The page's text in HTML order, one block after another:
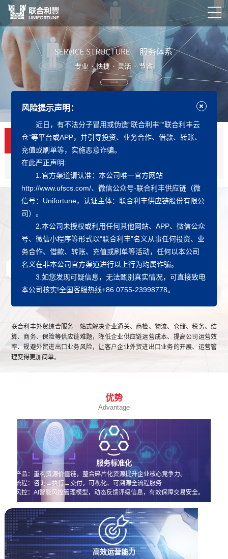
外贸综合服务 生产型服务
产业供应链服务
外贸综合服务
业务介绍
Business Introduction
联合利丰外贸综合服务一站式解决企业通关、商检、物流、仓储、税务、结
算、商务、保险等供应链难题，降低企业供应链运营成本、提高公司运营效
率、规避外贸进出口业务风险，让客户企业外贸进出口业务的开展、运营管
理变得更加简单。
优势
Advantage
服务标准化
产品：重构资源价值链，整合碎片化资源提升企业核心竞争力。
流程：咨询→执行→交付，可视化、可溯源全流程服务
风控：AI智能风控管理模型，动态反馈评级信息，有效保障交易安全。
高效运营能力
风险提示声明：
近日，有不法分子冒用或伪造“联合利丰”“联合利丰云
仓”等平台或APP，并引导投资、业务合作、借款、转账、
充值或刷单等，实施恶意诈骗。
在此严正声明:
1.官方渠道请认准：本公司唯一官方网站
http://www.ufscs.com/、微信公众号-联合利丰供应链（微
信号：Unifortune，认证主体：联合利丰供应链股份有限公
司）。
2.本公司未授权或利用任何其他网站、APP、微信公众
号、微信小程序等形式以“联合利丰”名义从事任何投资、业
务合作、借款、转账、充值或刷单等活动，任何以本公司
名义在非本公司官方渠道进行以上行为均属诈骗。
3.如您发现可疑信息，无法甄别真实情况，可直接致电
本公司核实!全国客服热线+86 0755-23998778。